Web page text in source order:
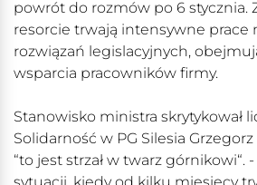
powrót do rozmów po 6 stycznia.
resorcie trwają intensywne prace
rozwiązań legislacyjnych,
wsparcia pracowników firmy.
Stanowisko ministra skrytykował
Solidarność w PG Silesia Grzegorz
“to jest strzał w twarz górnikowi“.